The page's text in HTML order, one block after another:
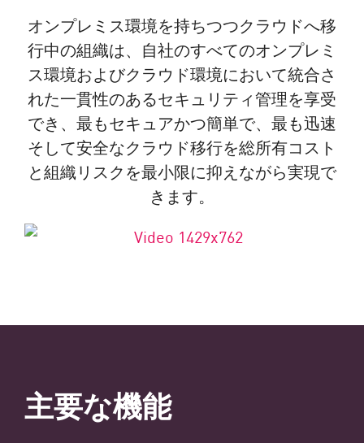
オンプレミス環境を持ちつつクラウドへ移
行中の組織は、自社のすべてのオンプレミ
ス環境およびクラウド環境において統合さ
れた一貫性のあるセキュリティ管理を享受
でき、最もセキュアかつ簡単で、最も迅速
そして安全なクラウド移行を総所有コスト
と組織リスクを最小限に抑えながら実現で
きます。
主要な機能